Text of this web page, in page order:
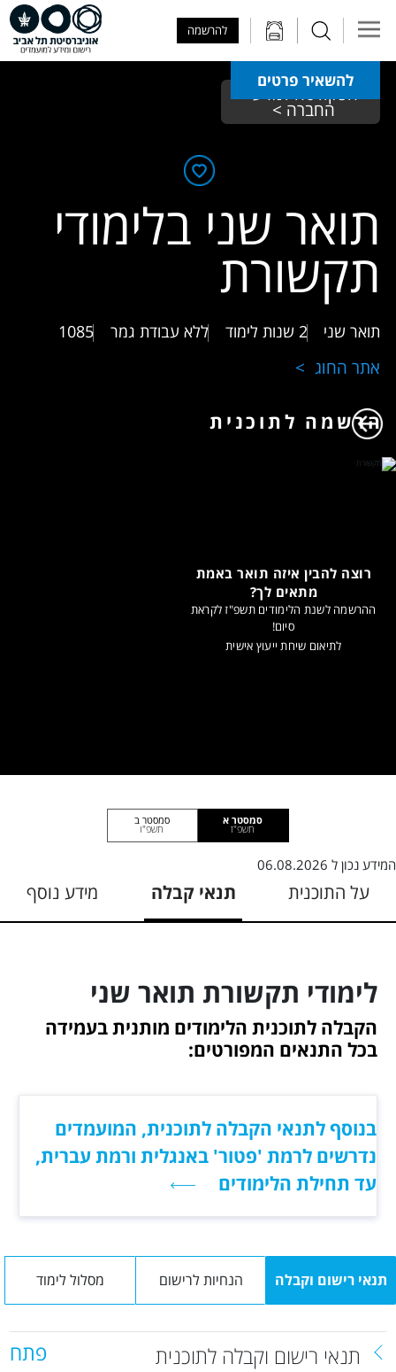
להרשמה
להשאיר פרטים
הפקולטה למדעי
החברה >
תואר שני בלימודי
תקשורת
תואר שני 2 שנות לימוד ללא עבודת גמר 1085
אתר החוג
הרשמה לתוכנית
רוצה להבין איזה תואר באמת
מתאים לך?
ההרשמה לשנת הלימודים תשפ"ז לקראת
סיום!
לתיאום שיחת ייעוץ אישית
סמסטר א
תשפ"ז
סמסטר ב
תשפ"ו
המידע נכון ל 06.08.2026
על התוכנית תנאי קבלה מידע נוסף
לימודי תקשורת תואר שני
הקבלה לתוכנית הלימודים מותנית בעמידה
בכל התנאים המפורטים:
בנוסף לתנאי הקבלה לתוכנית, המועמדים
נדרשים לרמת 'פטור' באנגלית ורמת עברית,
עד תחילת הלימודים
תנאי רישום וקבלה הנחיות לרישום מסלול לימוד
תנאי רישום וקבלה לתוכנית פתח